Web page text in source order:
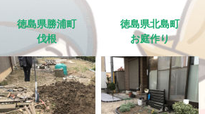
徳島県勝浦町
伐根
徳島県北島町
お庭作り